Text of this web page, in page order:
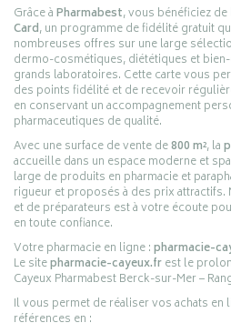
Grâce àPharmabest, vous bénéficiez
Card, un programme de fidélité gratuit
nombreuses offres sur une large
dermo-cosmétiques, diététiques et
grands laboratoires. Cette carte vous
des points fidélité et de recevoir
en conservant un accompagnement
pharmaceutiques de qualité.
Avec une surface de vente de800 m², la
accueille dans un espace moderne et
large de produits en pharmacie et
rigueur et proposés à des prix attractifs.
et de préparateurs est à votre écoute
en toute confiance.
Votre pharmacie en ligne :pharmacie-
Le sitepharmacie-cayeux.frest le
Cayeux Pharmabest Berck-sur-Mer –
Il vous permet de réaliser vos achats
références en :